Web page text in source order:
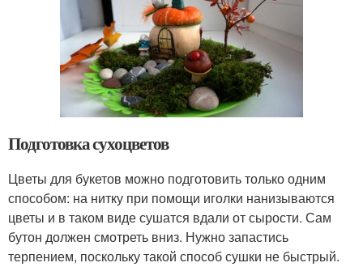
Подготовка сухоцветов
Цветы для букетов можно подготовить только одним
способом: на нитку при помощи иголки нанизываются
цветы и в таком виде сушатся вдали от сырости. Сам
бутон должен смотреть вниз. Нужно запастись
терпением, поскольку такой способ сушки не быстрый.